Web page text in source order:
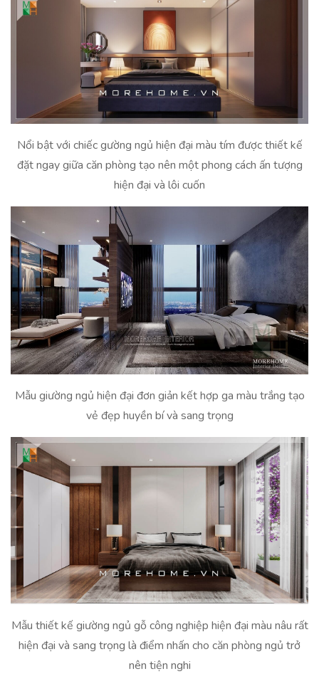
Nổi bật với chiếc gường ngủ hiện đại màu tím được thiết kế
đặt ngay giữa căn phòng tạo nên một phong cách ấn tượng
hiện đại và lôi cuốn
Mẫu giường ngủ hiện đại đơn giản kết hợp ga màu trắng tạo
vẻ đẹp huyền bí và sang trọng
Mẫu thiết kế giường ngủ gỗ công nghiệp hiện đại màu nâu rất
hiện đại và sang trọng là điểm nhấn cho căn phòng ngủ trở
nên tiện nghi